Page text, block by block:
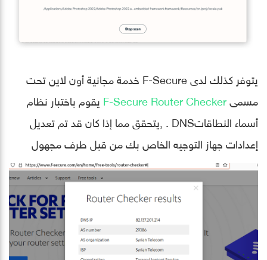
يتوفر كذلك لدى F-Secure خدمة مجانية أون لاين تحت
مسمىF-Secure Router Checker يقوم باختبار نظام
أسماء النطاقاتDNS . ,يتحقق مما إذا كان قد تم تعديل
إعدادات جهاز التوجيه الخاص بك من قبل طرف مجهول